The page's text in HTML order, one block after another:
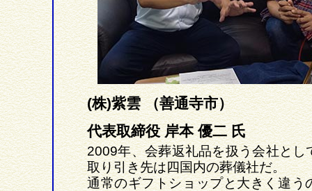
(株)紫雲 （善通寺市）
代表取締役 岸本 優二 氏
2009年、会葬返礼品を扱う会社とし
取り引き先は四国内の葬儀社だ。
通常のギフトショップと大きく違う